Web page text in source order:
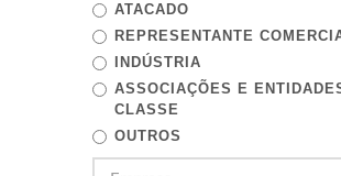
ATACADO
REPRESENTANTE
INDÚSTRIA
ASSOCIAÇÕES E
CLASSE
OUTROS